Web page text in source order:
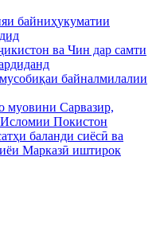
байниҳукуматии
ва Чин дар самти
байналмилалии
муовини Сарвазир,
Покистон
баланди сиёсӣ ва
Марказӣ иштирок